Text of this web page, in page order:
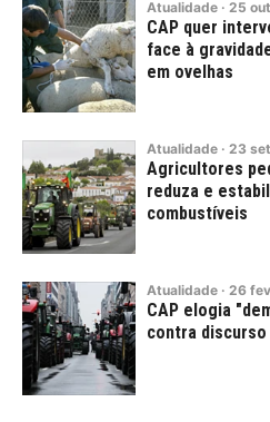
Atualidade · 25 out
CAP quer
face à
em ovelhas
Atualidade · 23 set
Agricultores
reduza e
combustíveis
Atualidade · 26 fev
CAP elogia
contra